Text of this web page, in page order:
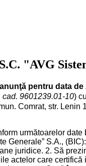
"AVG
pentru data de
cad. 9601239.01-10)
Comrat, str.
următoarelor
Generale” S.A.,
juridice. 2. Să
actelor care certifică